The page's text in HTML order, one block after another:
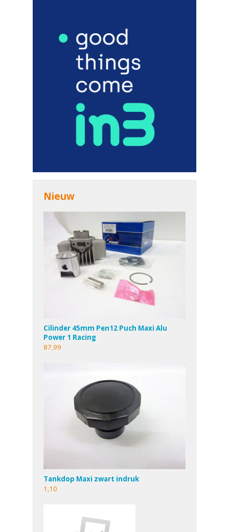
Nieuw
Cilinder 45mm Pen12 Puch Maxi Alu
Power 1 Racing
87,99
Tankdop Maxi zwart indruk
1,10